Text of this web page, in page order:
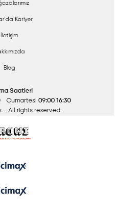
Kariyer
İletişim
Blog
Saatleri
Cumartesi 09:00 16:30
- All rights reserved.